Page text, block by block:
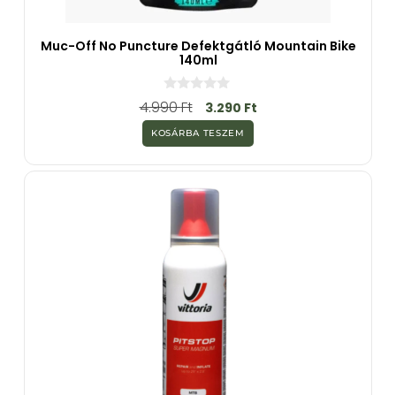
Muc-Off No Puncture Defektgátló Mountain Bike
140ml
0
a
5
-
b
ő
4.990Ft 3.290 Ft
KOSÁRBA TESZEM